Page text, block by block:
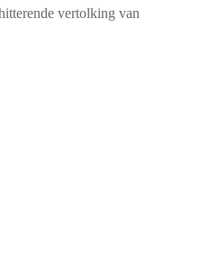
vertolking van